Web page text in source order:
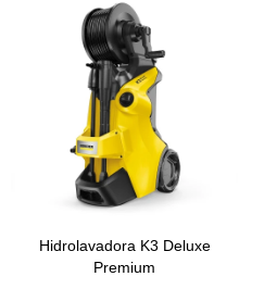
Hidrolavadora K3 Deluxe
Premium